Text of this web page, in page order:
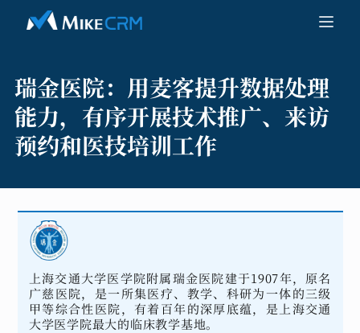
瑞金医院： 用麦客提升数据处理
能力，有序开展技术推广、来访
预约和医技培训工作
上海交通大学医学院附属瑞金医院建于1907年，原名
广慈医院，是一所集医疗、教学、科研为一体的三级
甲等综合性医院，有着百年的深厚底蕴，是上海交通
大学医学院最大的临床教学基地。